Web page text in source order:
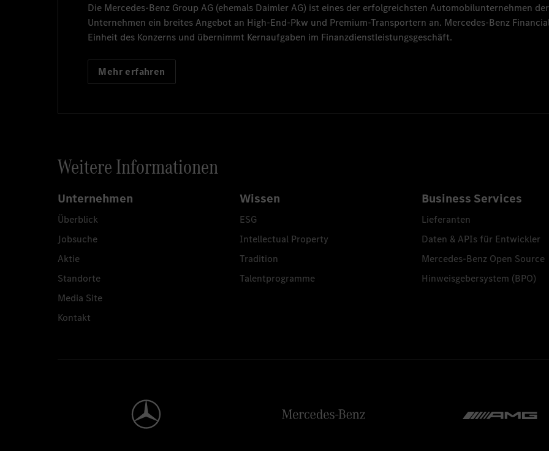
Die Mercedes-Benz Group AG (ehemals Daimler AG) ist eines der erfolgreichsten Automobilunternehmen
Unternehmen ein breites Angebot an High-End-Pkw und Premium-Transportern an. Mercedes-Benz
Einheit des Konzerns und übernimmt Kernaufgaben im Finanzdienstleistungsgeschäft.
Mehr erfahren
Weitere Informationen
Unternehmen
Überblick
Jobsuche
Aktie
Standorte
Media Site
Kontakt
Wissen
ESG
Intellectual Property
Tradition
Talentprogramme
Business Services
Lieferanten
Daten & APIs für Entwickler
Mercedes-Benz Open Source
Hinweisgebersystem (BPO)